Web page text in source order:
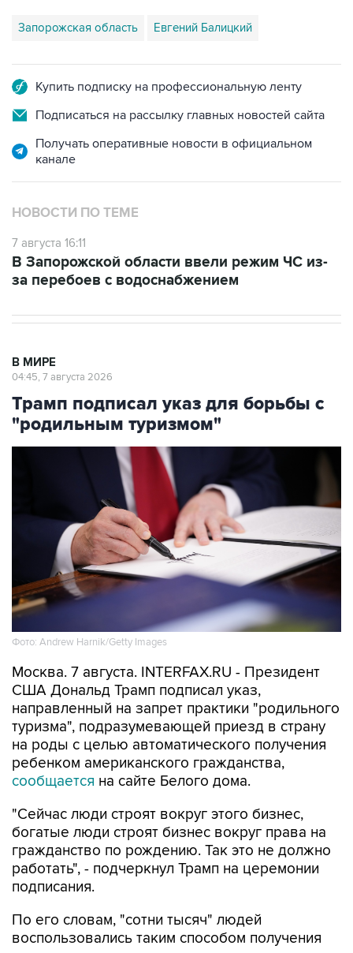
Запорожская область Евгений Балицкий
Купить подписку на профессиональную ленту
Подписаться на рассылку главных новостей сайта
Получать оперативные новости в официальном
канале
НОВОСТИ ПО ТЕМЕ
7 августа 16:11
В Запорожской области ввели режим ЧС из-
за перебоев с водоснабжением
В МИРЕ
04:45, 7 августа 2026
Трамп подписал указ для борьбы с
"родильным туризмом"
Фото: Andrew Harnik/Getty Images
Москва. 7 августа. INTERFAX.RU - Президент
США Дональд Трамп подписал указ,
направленный на запрет практики "родильного
туризма", подразумевающей приезд в страну
на роды с целью автоматического получения
ребенком американского гражданства,
сообщается на сайте Белого дома.
"Сейчас люди строят вокруг этого бизнес,
богатые люди строят бизнес вокруг права на
гражданство по рождению. Так это не должно
работать", - подчеркнул Трамп на церемонии
подписания.
По его словам, "сотни тысяч" людей
воспользовались таким способом получения